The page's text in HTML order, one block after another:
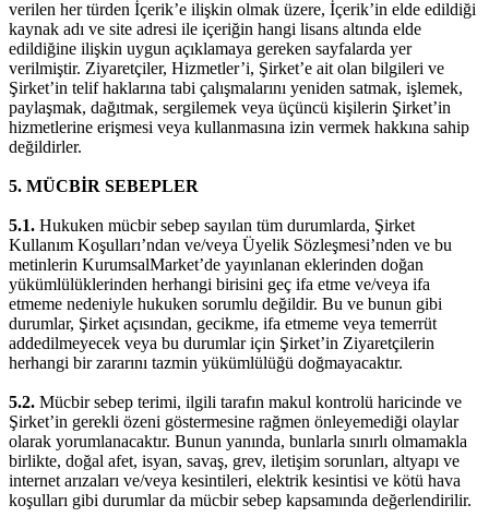
verilen her türden İçerik’e ilişkin olmak üzere, İçerik’in elde edildiği
kaynak adı ve site adresi ile içeriğin hangi lisans altında elde
edildiğine ilişkin uygun açıklamaya gereken sayfalarda yer
verilmiştir. Ziyaretçiler, Hizmetler’i, Şirket’e ait olan bilgileri ve
Şirket’in telif haklarına tabi çalışmalarını yeniden satmak, işlemek,
paylaşmak, dağıtmak, sergilemek veya üçüncü kişilerin Şirket’in
hizmetlerine erişmesi veya kullanmasına izin vermek hakkına sahip
değildirler.
5. MÜCBİR SEBEPLER
5.1. Hukuken mücbir sebep sayılan tüm durumlarda, Şirket
Kullanım Koşulları’ndan ve/veya Üyelik Sözleşmesi’nden ve bu
metinlerin KurumsalMarket’de yayınlanan eklerinden doğan
yükümlülüklerinden herhangi birisini geç ifa etme ve/veya ifa
etmeme nedeniyle hukuken sorumlu değildir. Bu ve bunun gibi
durumlar, Şirket açısından, gecikme, ifa etmeme veya temerrüt
addedilmeyecek veya bu durumlar için Şirket’in Ziyaretçilerin
herhangi bir zararını tazmin yükümlülüğü doğmayacaktır.
5.2. Mücbir sebep terimi, ilgili tarafın makul kontrolü haricinde ve
Şirket’in gerekli özeni göstermesine rağmen önleyemediği olaylar
olarak yorumlanacaktır. Bunun yanında, bunlarla sınırlı olmamakla
birlikte, doğal afet, isyan, savaş, grev, iletişim sorunları, altyapı ve
internet arızaları ve/veya kesintileri, elektrik kesintisi ve kötü hava
koşulları gibi durumlar da mücbir sebep kapsamında değerlendirilir.